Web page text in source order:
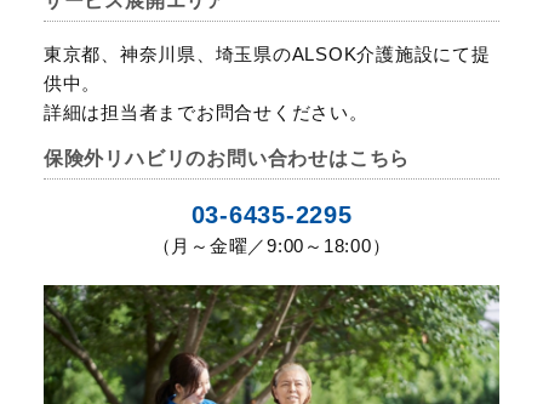
東京都、神奈川県、埼玉県のALSOK介護施設にて提
供中。
詳細は担当者までお問合せください。
保険外リハビリのお問い合わせはこちら
03-6435-2295
（月～金曜／9:00～18:00）